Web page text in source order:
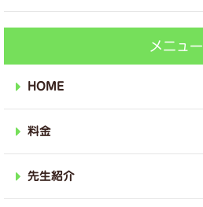
メニュー
HOME
料金
先生紹介